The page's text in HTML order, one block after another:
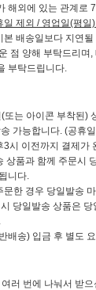
해외에 있는 관계로
일 제외 / 영업일(평일
배송일보다 지연될
점 양해 부탁드리며
부탁드립니다.
는 아이콘 부착된)
가능합니다. (공휴
시 이전까지 결제가
상품과 함께 주문시
니다.
문한 경우 당일발송
당일발송 상품은
배송) 입금 후 별도
러 번에 나눠서 받